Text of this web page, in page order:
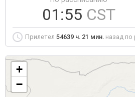
01:55 CST
Прилетел 54639 ч. 21 мин. назад по
+
−